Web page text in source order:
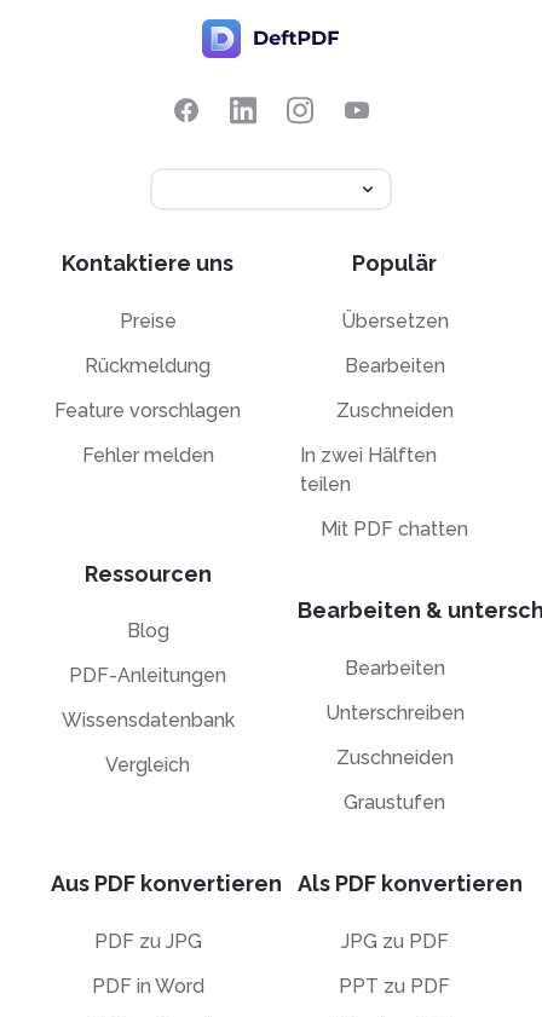
Kontaktiere uns
Preise
Rückmeldung
Feature vorschlagen
Fehler melden
Ressourcen
Blog
PDF-Anleitungen
Wissensdatenbank
Vergleich
Populär
Übersetzen
Bearbeiten
Zuschneiden
In zwei Hälften
teilen
Mit PDF chatten
Bearbeiten &
Bearbeiten
Unterschreiben
Zuschneiden
Graustufen
Aus PDF konvertieren
PDF zu JPG
PDF in Word
Als PDF konvertieren
JPG zu PDF
PPT zu PDF